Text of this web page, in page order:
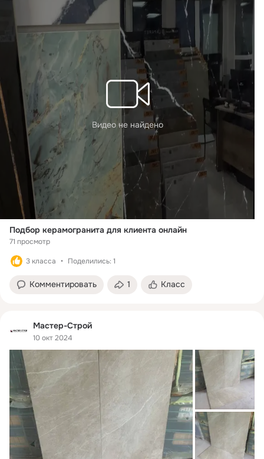
Видео не найдено
Подбор керамогранита для клиента онлайн
71 просмотр
3 класса Поделились: 1
Комментировать 1 Класс
Мастер-Строй
10 окт 2024